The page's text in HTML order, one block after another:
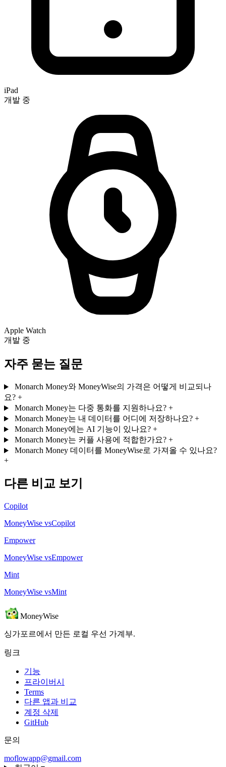
iPad
개발 중
Apple Watch
개발 중
자주 묻는 질문
Monarch Money와 MoneyWise의 가격은 어떻게 비교되나
요? +
Monarch Money는 다중 통화를 지원하나요? +
Monarch Money는 내 데이터를 어디에 저장하나요? +
Monarch Money에는 AI 기능이 있나요? +
Monarch Money는 커플 사용에 적합한가요? +
Monarch Money 데이터를 MoneyWise로 가져올 수 있나요?
+
다른 비교 보기
Copilot
MoneyWise vsCopilot
Empower
MoneyWise vsEmpower
Mint
MoneyWise vsMint
MoneyWise
싱가포르에서 만든 로컬 우선 가계부.
링크
기능
프라이버시
Terms
다른 앱과 비교
계정 삭제
GitHub
문의
moflowapp@gmail.com